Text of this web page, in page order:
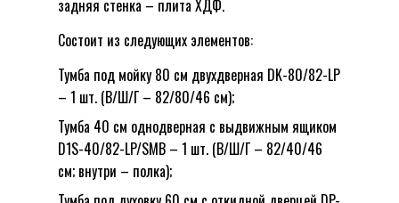
задняя стенка – плита ХДФ.
Состоит из следующих элементов:
Тумба под мойку 80 см двухдверная DK-80/82-LP
– 1 шт. (В/Ш/Г – 82/80/46 см);
Тумба 40 см однодверная с выдвижным ящиком
D1S-40/82-LP/SMB – 1 шт. (В/Ш/Г – 82/40/46
см; внутри – полка);